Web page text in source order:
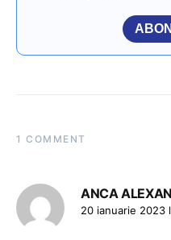
1 COMMENT
ANCA
20 ianuarie 2023